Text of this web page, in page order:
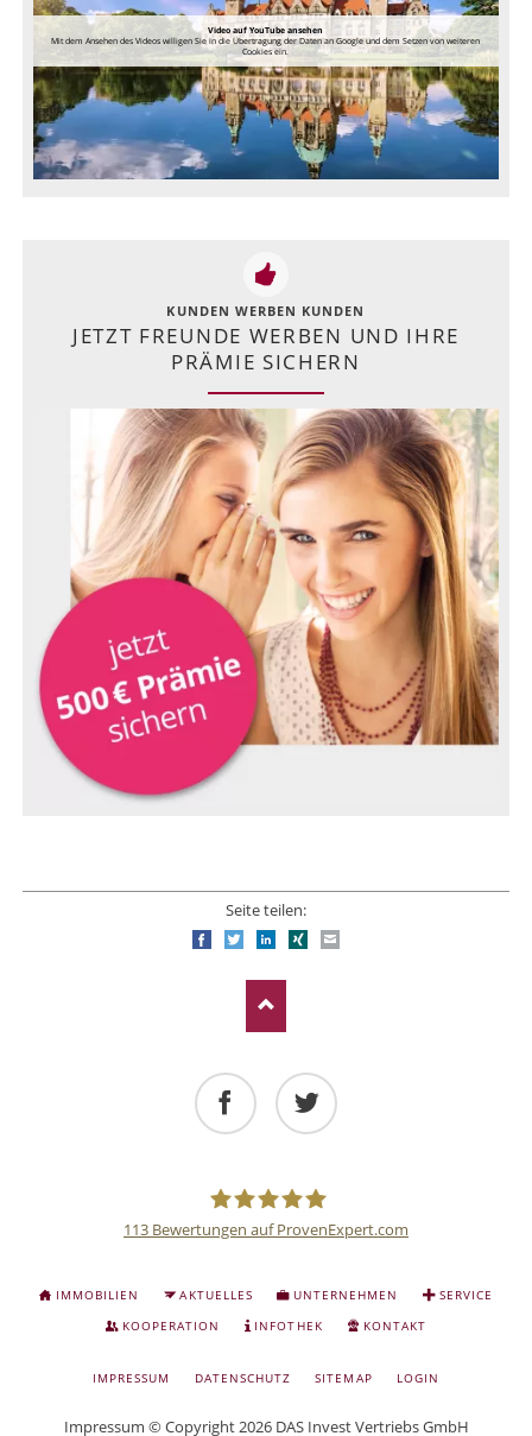
Video auf YouTube ansehen
Mit dem Ansehen des Videos willigen Sie in die Übertragung der Daten an Google und dem Setzen von weiteren
Cookies ein.
KUNDEN WERBEN KUNDEN
JETZT FREUNDE WERBEN UND IHRE
PRÄMIE SICHERN
Seite teilen:
FacebookTwitterLinkedIn
Xing
Anlage
und
113 Bewertungen auf ProvenExpert.com
NAVIGATION
ÜBERSPRINGEN
IMMOBILIEN AKTUELLES UNTERNEHMEN
SERVICE
KOOPERATION
INFOTHEK KONTAKT
NAVIGATION
IMPRESSUM DATENSCHUTZ SITEMAP LOGIN
Impressum © Copyright 2026 DAS Invest Vertriebs GmbH